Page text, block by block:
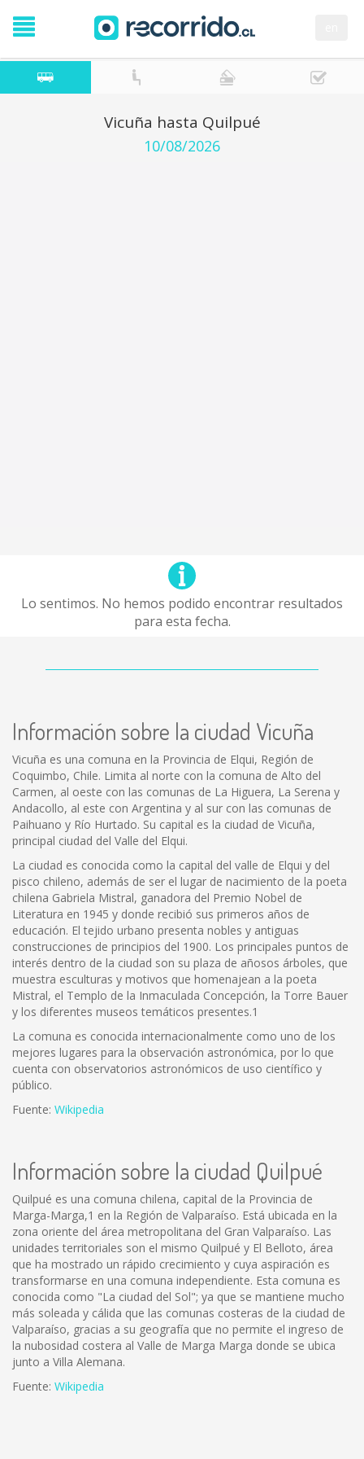
Vicuña hasta Quilpué
10/08/2026
Lo sentimos. No hemos podido encontrar resultados
para esta fecha.
Información sobre la ciudad Vicuña
Vicuña es una comuna en la Provincia de Elqui, Región de
Coquimbo, Chile. Limita al norte con la comuna de Alto del
Carmen, al oeste con las comunas de La Higuera, La Serena y
Andacollo, al este con Argentina y al sur con las comunas de
Paihuano y Río Hurtado. Su capital es la ciudad de Vicuña,
principal ciudad del Valle del Elqui.
La ciudad es conocida como la capital del valle de Elqui y del
pisco chileno, además de ser el lugar de nacimiento de la poeta
chilena Gabriela Mistral, ganadora del Premio Nobel de
Literatura en 1945 y donde recibió sus primeros años de
educación. El tejido urbano presenta nobles y antiguas
construcciones de principios del 1900. Los principales puntos de
interés dentro de la ciudad son su plaza de añosos árboles, que
muestra esculturas y motivos que homenajean a la poeta
Mistral, el Templo de la Inmaculada Concepción, la Torre Bauer
y los diferentes museos temáticos presentes.1
La comuna es conocida internacionalmente como uno de los
mejores lugares para la observación astronómica, por lo que
cuenta con observatorios astronómicos de uso científico y
público.
Fuente: Wikipedia
Información sobre la ciudad Quilpué
Quilpué es una comuna chilena, capital de la Provincia de
Marga-Marga,1 en la Región de Valparaíso. Está ubicada en la
zona oriente del área metropolitana del Gran Valparaíso. Las
unidades territoriales son el mismo Quilpué y El Belloto, área
que ha mostrado un rápido crecimiento y cuya aspiración es
transformarse en una comuna independiente. Esta comuna es
conocida como "La ciudad del Sol"; ya que se mantiene mucho
más soleada y cálida que las comunas costeras de la ciudad de
Valparaíso, gracias a su geografía que no permite el ingreso de
la nubosidad costera al Valle de Marga Marga donde se ubica
junto a Villa Alemana.
Fuente: Wikipedia